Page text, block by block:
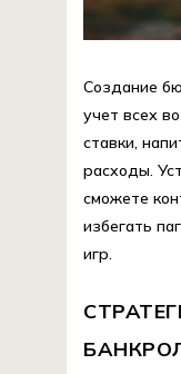
Создание
учет всех
ставки,
расходы.
сможете
избегать
игр.